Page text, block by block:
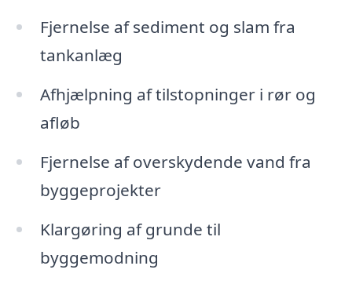
Fjernelse af sediment og slam fra
tankanlæg
Afhjælpning af tilstopninger i rør og
afløb
Fjernelse af overskydende vand fra
byggeprojekter
Klargøring af grunde til
byggemodning